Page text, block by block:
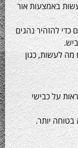
אור
נהגים
כגון